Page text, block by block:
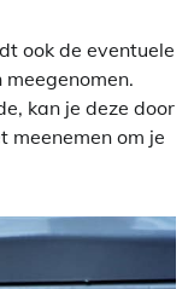
ook de eventuele
kan je deze door
meenemen om je